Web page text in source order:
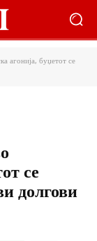
агонија, буџетот се
се
долгови